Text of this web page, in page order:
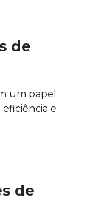
de
um papel
e
de